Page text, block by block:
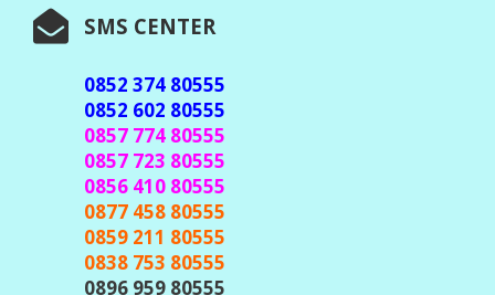
TELEGRAM CENTER
@javacenter_bot
(Id Telegram Sesuai Diatas, Waspada &